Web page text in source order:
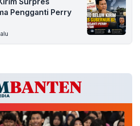
Pengganti Perry